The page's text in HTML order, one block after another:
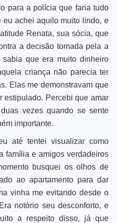
para a polícia que faria tudo
eu achei aquilo muito lindo, e
Renata, sua sócia, que
a decisão tomada pela a
que era muito dinheiro
criança não parecia ter
Elas me demonstravam que
estipulado. Percebi que amar
vezes quando se sente
importante.
até tentei visualizar como
família e amigos verdadeiros
busquei os olhos de
ao apartamento para dar
vinha me evitando desde o
notório seu desconforto, e
a respeito disso, já que